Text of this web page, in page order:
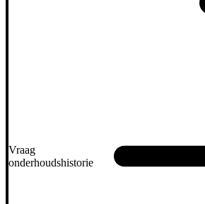
Vraag
onderhoudshistorie